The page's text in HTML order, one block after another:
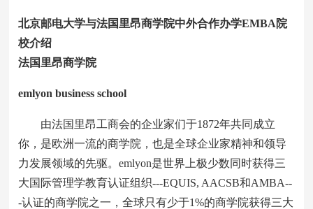
北京邮电大学与法国里昂商学院中外合作办学EMBA院
校介绍
法国里昂商学院
emlyon business school
由法国里昂工商会的企业家们于1872年共同成立
你，是欧洲一流的商学院，也是全球企业家精神和领导
力发展领域的先驱。emlyon是世界上极少数同时获得三
大国际管理学教育认证组织---EQUIS, AACSB和AMBA--
-认证的商学院之一，全球只有少于1%的商学院获得三大